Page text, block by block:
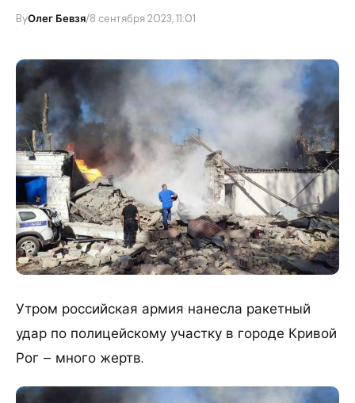
ByОлег Бевзя/8 сентября 2023, 11:01
Утром российская армия нанесла ракетный
удар по полицейскому участку в городе Кривой
Рог – много жертв.